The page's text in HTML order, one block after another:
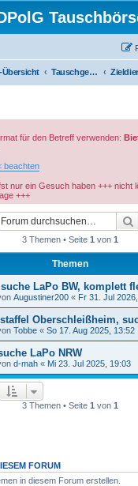
Übersicht Tauschgesuche
für den Betreff verwenden:
beachten
nur ein Gesuch haben +++ nicht
+++
3 Themen • Seite 1 von 1
Themen
LaPo BW, komplett
Augustiner200 « Fr 31. Jul
Oberschleißheim,
Tobbe « So 17. Aug 2025, 13:52
LaPo NRW
d-mah « Mi 23. Jul 2025, 19:03
3 Themen • Seite 1 von 1
FORUM
in diesem Forum erstellen.